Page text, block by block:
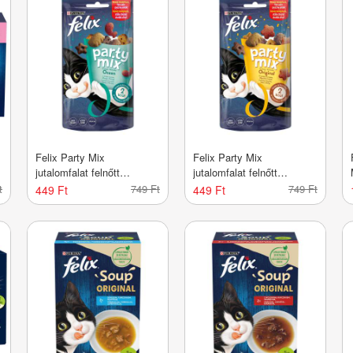
Felix Party Mix
jutalomfalat felnőtt
macskáknak, ocean mix -
60 g
449 Ft 749 Ft
Felix Party Mix
jutalomfalat felnőtt
macskáknak, original mix -
60 g
449 Ft 749 Ft